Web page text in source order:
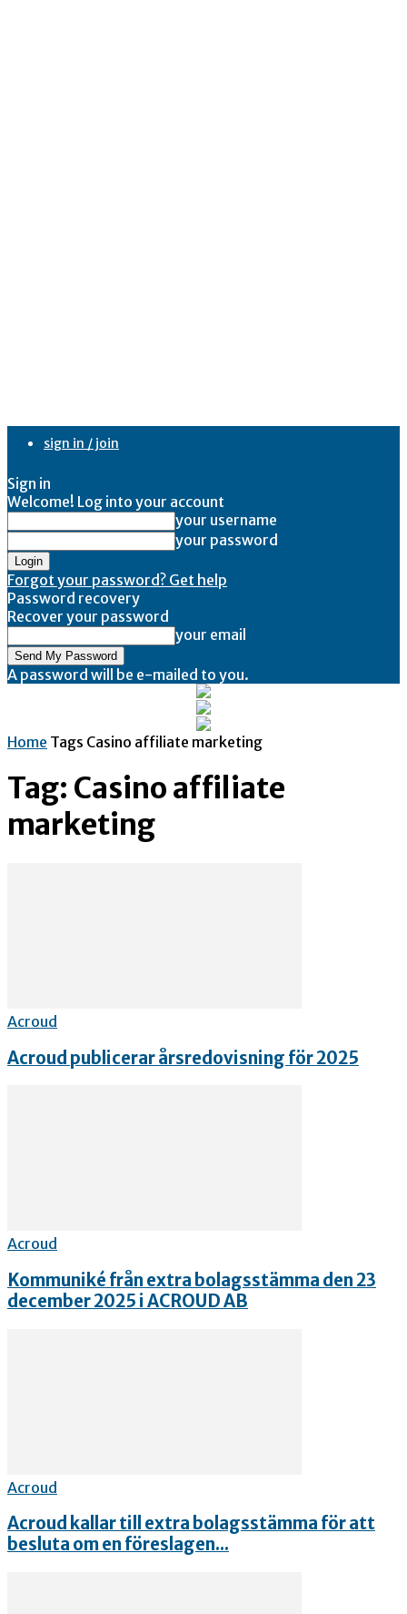
sign in / join
Sign in
Welcome! Log into your account
your username
your password
Forgot your password? Get help
Password recovery
Recover your password
your email
A password will be e-mailed to you.
Home Tags Casino affiliate marketing
Tag: Casino affiliate
marketing
Acroud
Acroud publicerar årsredovisning för 2025
Acroud
Kommuniké från extra bolagsstämma den 23
december 2025 i ACROUD AB
Acroud
Acroud kallar till extra bolagsstämma för att
besluta om en föreslagen...